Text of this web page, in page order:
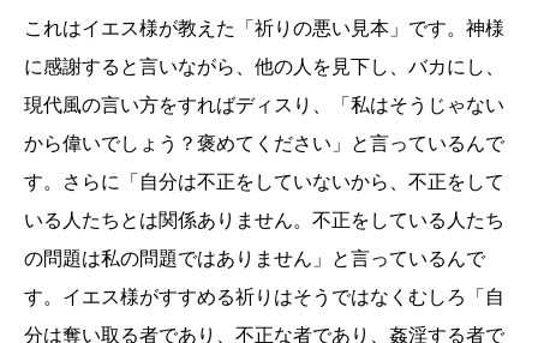
これはイエス様が教えた「祈りの悪い見本」です。神様
に感謝すると言いながら、他の人を見下し、バカにし、
現代風の言い方をすればディスり、「私はそうじゃない
から偉いでしょう？褒めてください」と言っているんで
す。さらに「自分は不正をしていないから、不正をして
いる人たちとは関係ありません。不正をしている人たち
の問題は私の問題ではありません」と言っているんで
す。イエス様がすすめる祈りはそうではなくむしろ「自
分は奪い取る者であり、不正な者であり、姦淫する者で